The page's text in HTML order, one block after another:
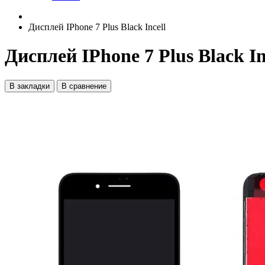
Дисплей IPhone 7 Plus Black Incell
Дисплей IPhone 7 Plus Black
В закладки В сравнение